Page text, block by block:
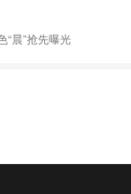
“晨”抢先曝光